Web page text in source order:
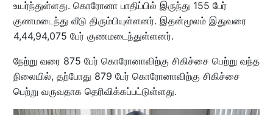
உயர்ந்துள்ளது. கொரோனா பாதிப்பில் இருந்து 155 பேர்
குணமடைந்து வீடு திரும்பியுள்ளனர். இதன்மூலம் இதுவரை
4,44,94,075 பேர் குணமடைந்துள்ளனர்.
நேற்று வரை 875 பேர் கொரோனாவிற்கு சிகிச்சை பெற்று வந்த
நிலையில், தற்போது 879 பேர் கொரோனாவிற்கு சிகிச்சை
பெற்று வருவதாக தெரிவிக்கப்பட்டுள்ளது.